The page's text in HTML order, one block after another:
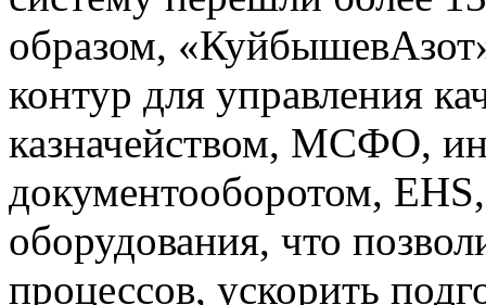
образом,
контур для управления
казначейством, МСФО,
документооборотом,
оборудования, что
процессов, ускорить